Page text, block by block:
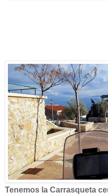
Tenemos la Carrasqueta